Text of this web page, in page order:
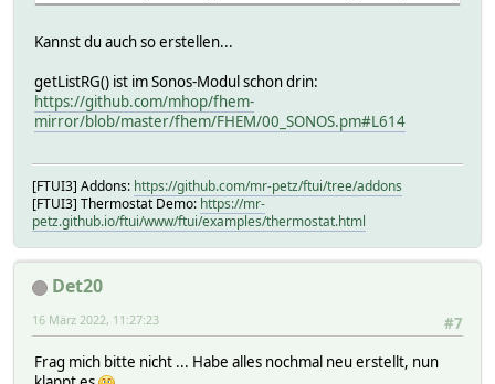
Kannst du auch so erstellen...
getListRG() ist im Sonos-Modul schon drin:
https://github.com/mhop/fhem-
mirror/blob/master/fhem/FHEM/00_SONOS.pm#L614
[FTUI3] Addons: https://github.com/mr-petz/ftui/tree/addons
[FTUI3] Thermostat Demo: https://mr-
petz.github.io/ftui/www/ftui/examples/thermostat.html
Det20
#7
16 März 2022, 11:27:23
Frag mich bitte nicht ... Habe alles nochmal neu erstellt, nun